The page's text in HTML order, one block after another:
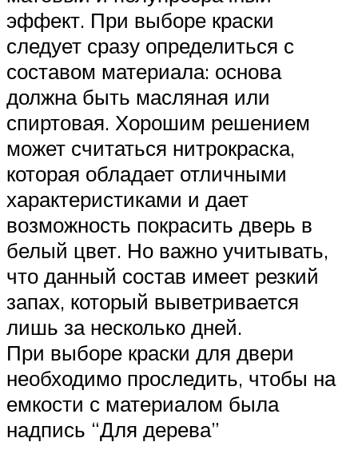
эффект. При выборе краски
следует сразу определиться с
составом материала: основа
должна быть масляная или
спиртовая. Хорошим решением
может считаться нитрокраска,
которая обладает отличными
характеристиками и дает
возможность покрасить дверь в
белый цвет. Но важно учитывать,
что данный состав имеет резкий
запах, который выветривается
лишь за несколько дней.
При выборе краски для двери
необходимо проследить, чтобы на
емкости с материалом была
надпись “Для дерева”